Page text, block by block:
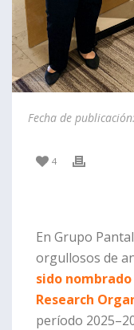
Fecha de publicación:
4
En Grupo
orgullosos de
sido
Research
período